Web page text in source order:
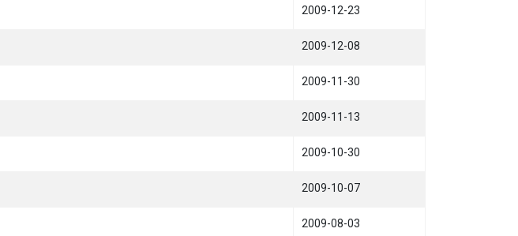
2009-12-23
2009-12-08
2009-11-30
2009-11-13
2009-10-30
2009-10-07
2009-08-03